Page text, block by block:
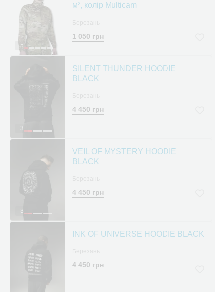
5
м², колір Multicam
1 050 грн
3
SILENT THUNDER HOODIE
BLACK
4 450 грн
3
VEIL OF MYSTERY HOODIE
BLACK
4 450 грн
INK OF UNIVERSE HOODIE BLACK
4 450 грн